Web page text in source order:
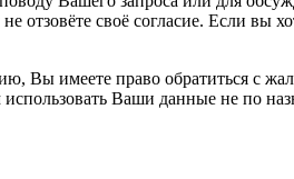
отзовёте своё согласие. Если
Вы имеете право обратиться с
Ваши данные не по